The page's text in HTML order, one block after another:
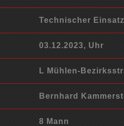
Technischer Einsatz
03.12.2023, Uhr
L Mühlen-
Bernhard
8 Mann